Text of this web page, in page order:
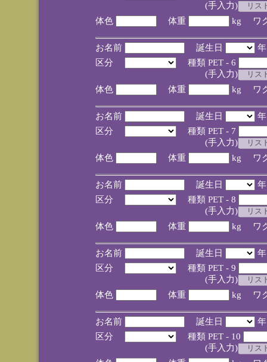
(手入力)
体色
体重 kg ワ
お名前 誕生日
区分
種類 PET - 6
(手入力)
体色
体重 kg ワ
お名前 誕生日
区分
種類 PET - 7
(手入力)
体色
体重 kg ワ
お名前 誕生日
区分
種類 PET - 8
(手入力)
体色
体重 kg ワ
お名前 誕生日
区分
種類 PET - 9
(手入力)
体色
体重 kg ワ
お名前 誕生日
区分
種類 PET - 10
(手入力)